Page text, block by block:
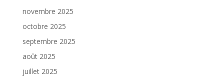
novembre 2025
octobre 2025
septembre 2025
août 2025
juillet 2025